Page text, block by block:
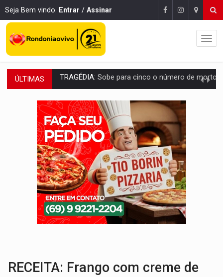
Seja Bem vindo. Entrar / Assinar
ÚLTIMAS TRANSPORTE DE ARROZ:MPF assegura cumprimento da legislação sobre transporte
DEEPFAKE:Sancionada lei contra violência sexual infantil na
COLEGIADO:Brasil e Rússia discutem energia nuclear, defesa e
URGENTE:Colisão entre caminhão e carro deixa quatro mortos e um em
ENCONTRO: Amazônia Negra ganha projeção nacional com participação de
PREVISÃO:Porto Velho tem chances de chuvas isoladas nesta
SINDICATOS UNIDOS:Assembleia Geral delibera greve da educação
PROCESSO SELETIVO:Rondoniaovivo abre oficina de Comunicação com
RECEITA: Frango com creme de